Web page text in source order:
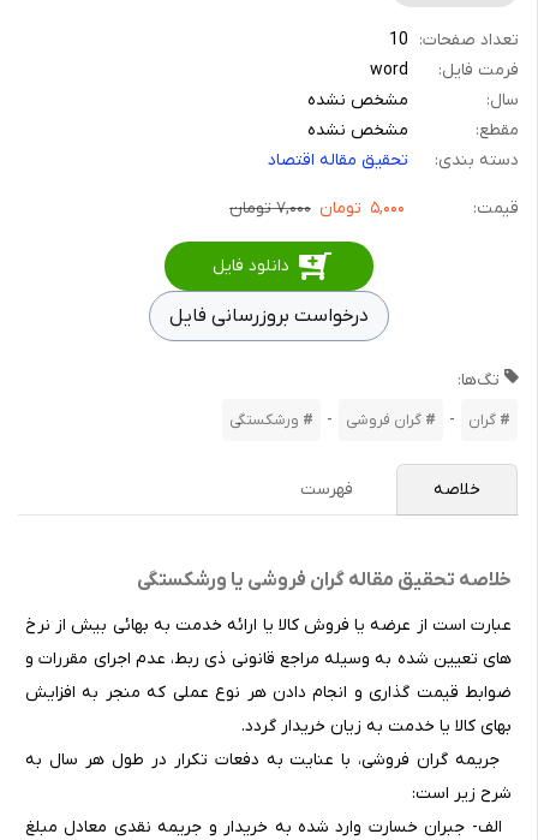
تعداد صفحات: 10
فرمت فایل:
word
سال:
مشخص نشده
مقطع:
مشخص نشده
دسته بندی:
تحقیق مقاله اقتصاد
قیمت: ۵,۰۰۰ تومان ۷,۰۰۰ تومان
دانلود فایل
درخواست بروزرسانی فایل
تگ‌ها:
گران - گران فروشی - ورشکستگی
خلاصه فهرست
خلاصه تحقیق مقاله گران فروشی یا ورشکستگی
عبارت است از عرضه یا فروش کالا یا ارائه خدمت به بهائی بیش از نرخ
های تعیین شده به وسیله مراجع قانونی ذی ربط، عدم اجرای مقررات و
ضوابط قیمت گذاری و انجام دادن هر نوع عملی که منجر به افزایش
بهای کالا یا خدمت به زیان خریدار گردد.
جریمه گران فروشی، با عنایت به دفعات تکرار در طول هر سال به
شرح زیر است:
الف- جبران خسارت وارد شده به خریدار و جریمه نقدی معادل مبلغ